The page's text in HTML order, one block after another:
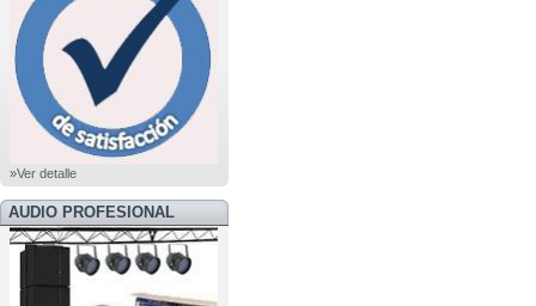
»Ver detalle
AUDIO PROFESIONAL